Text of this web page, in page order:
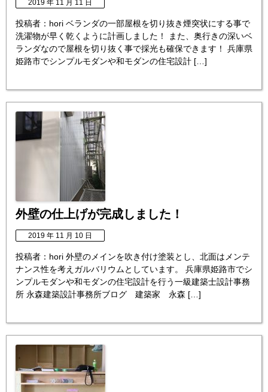
2019 年 11 月 11 日
投稿者：hori ベランダの一部屋根を切り抜き煙突状にする事で
洗濯物が早く乾くように計画しました！ また、奥行きの深いベ
ランダなので屋根を切り抜く事で採光も確保できます！ 兵庫県
姫路市でシンプルモダンや和モダンの住宅設計 […]
外壁の仕上げが完成しました！
2019 年 11 月 10 日
投稿者：hori 外壁のメインを吹き付け塗装とし、北面はメンテ
ナンス性を考えガルバリウムとしています。 兵庫県姫路市でシ
ンプルモダンや和モダンの住宅設計を行う一級建築士設計事務
所 永森建築設計事務所ブログ 建築家 永森 […]